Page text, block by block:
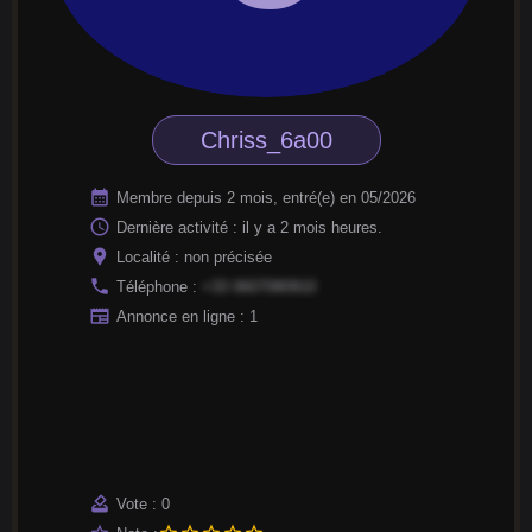
Chriss_6a00
calendar_month Membre depuis 2 mois, entré(e) en 05/2026
access_time Dernière activité : il y a 2 mois heures.
location_pin Localité : non précisée
phone Téléphone :
newspaper Annonce en ligne : 1
how_to_vote Vote : 0